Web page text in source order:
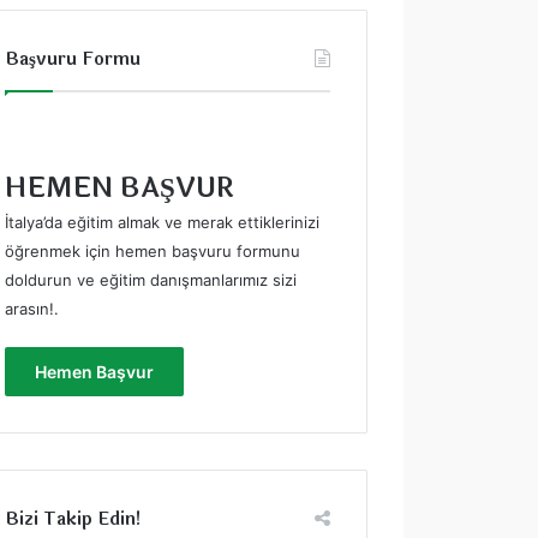
Başvuru Formu
HEMEN BAŞVUR
İtalya’da eğitim almak ve merak ettiklerinizi
öğrenmek için hemen başvuru formunu
doldurun ve eğitim danışmanlarımız sizi
arasın!.
Hemen Başvur
Bizi Takip Edin!